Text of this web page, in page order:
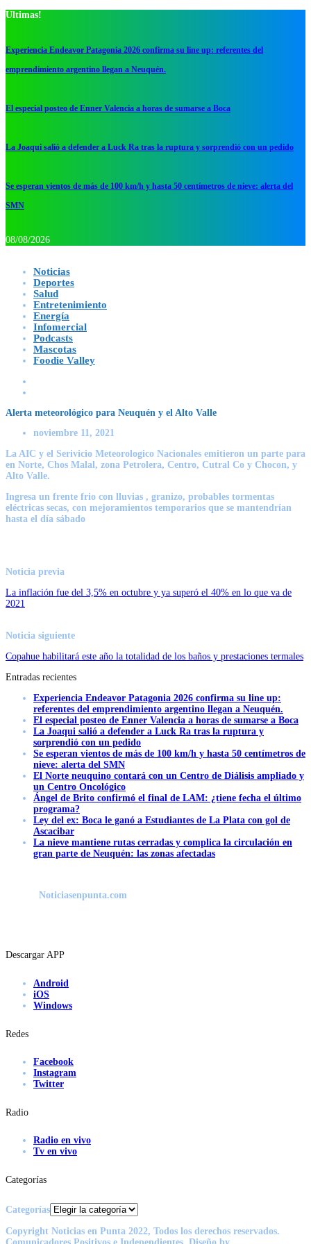
Ultimas!
Experiencia Endeavor Patagonia 2026 confirma su line up: referentes del
emprendimiento argentino llegan a Neuquén.
El especial posteo de Enner Valencia a horas de sumarse a Boca
La Joaqui salió a defender a Luck Ra tras la ruptura y sorprendió con un pedido
Se esperan vientos de más de 100 km/h y hasta 50 centímetros de nieve: alerta del
SMN
08/08/2026
Noticias
Deportes
Salud
Entretenimiento
Energía
Infomercial
Podcasts
Mascotas
Foodie Valley
Alerta meteorológico para Neuquén y el Alto Valle
noviembre 11, 2021
La AIC y el Serivicio Meteorologico Nacionales emitieron un parte para
en Norte, Chos Malal, zona Petrolera, Centro, Cutral Co y Chocon, y
Alto Valle.
Ingresa un frente frio con lluvias , granizo, probables tormentas
eléctricas secas, con mejoramientos temporarios que se mantendrían
hasta el día sábado
Noticia previa
La inflación fue del 3,5% en octubre y ya superó el 40% en lo que va de
2021
Noticia siguiente
Copahue habilitará este año la totalidad de los baños y prestaciones termales
Entradas recientes
Experiencia Endeavor Patagonia 2026 confirma su line up:
referentes del emprendimiento argentino llegan a Neuquén.
El especial posteo de Enner Valencia a horas de sumarse a Boca
La Joaqui salió a defender a Luck Ra tras la ruptura y
sorprendió con un pedido
Se esperan vientos de más de 100 km/h y hasta 50 centímetros de
nieve: alerta del SMN
El Norte neuquino contará con un Centro de Diálisis ampliado y
un Centro Oncológico
Ángel de Brito confirmó el final de LAM: ¿tiene fecha el último
programa?
Ley del ex: Boca le ganó a Estudiantes de La Plata con gol de
Ascacibar
La nieve mantiene rutas cerradas y complica la circulación en
gran parte de Neuquén: las zonas afectadas
Noticiasenpunta.com
Descargar APP
Android
iOS
Windows
Redes
Facebook
Instagram
Twitter
Radio
Radio en vivo
Tv en vivo
Categorías
Categorías
Copyright Noticias en Punta 2022, Todos los derechos reservados.